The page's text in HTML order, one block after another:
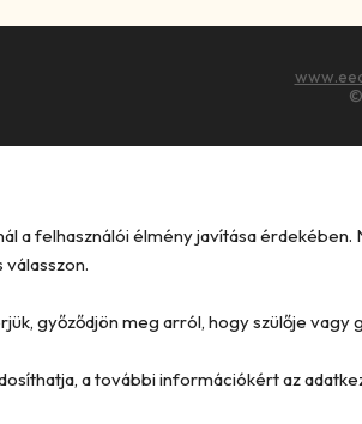
a felhasználói élmény javítása
győződjön meg arról, hogy szülője
a további információkért az